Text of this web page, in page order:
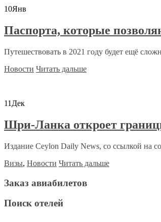
10Янв
Паспорта, которые
Путешествовать в 2021 году будет ещё
Новости Читать дальше
11 Дек
Шри-Ланка откроет
Издание Ceylon Daily News, со ссылкой на
Визы, Новости Читать дальше
Заказ авиабилетов
Поиск отелей